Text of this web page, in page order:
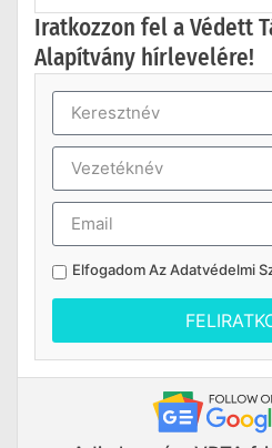
Iratkozzon fel a Védett
Alapítvány hírlevelére!
Elfogadom AzAdatvédelmi